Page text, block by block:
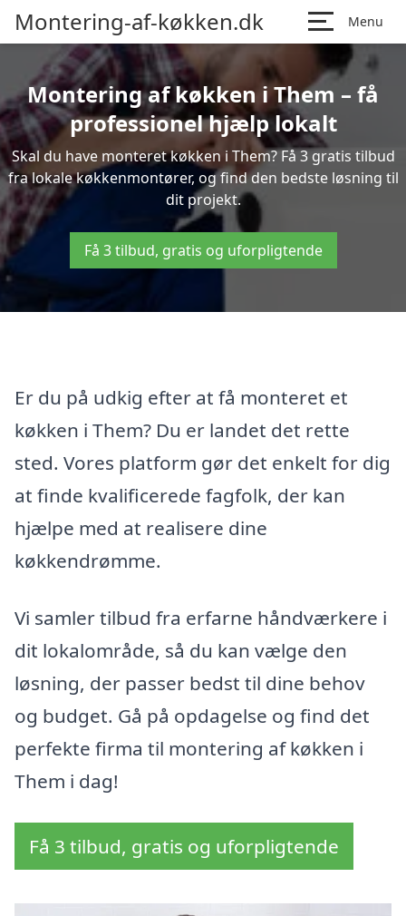
Montering-af-køkken.dk Menu
Montering af køkken i Them – få
professionel hjælp lokalt
Skal du have monteret køkken i Them? Få 3 gratis tilbud
fra lokale køkkenmontører, og find den bedste løsning til
dit projekt.
Få 3 tilbud, gratis og uforpligtende
Er du på udkig efter at få monteret et
køkken i Them? Du er landet det rette
sted. Vores platform gør det enkelt for dig
at finde kvalificerede fagfolk, der kan
hjælpe med at realisere dine
køkkendrømme.
Vi samler tilbud fra erfarne håndværkere i
dit lokalområde, så du kan vælge den
løsning, der passer bedst til dine behov
og budget. Gå på opdagelse og find det
perfekte firma til montering af køkken i
Them i dag!
Få 3 tilbud, gratis og uforpligtende